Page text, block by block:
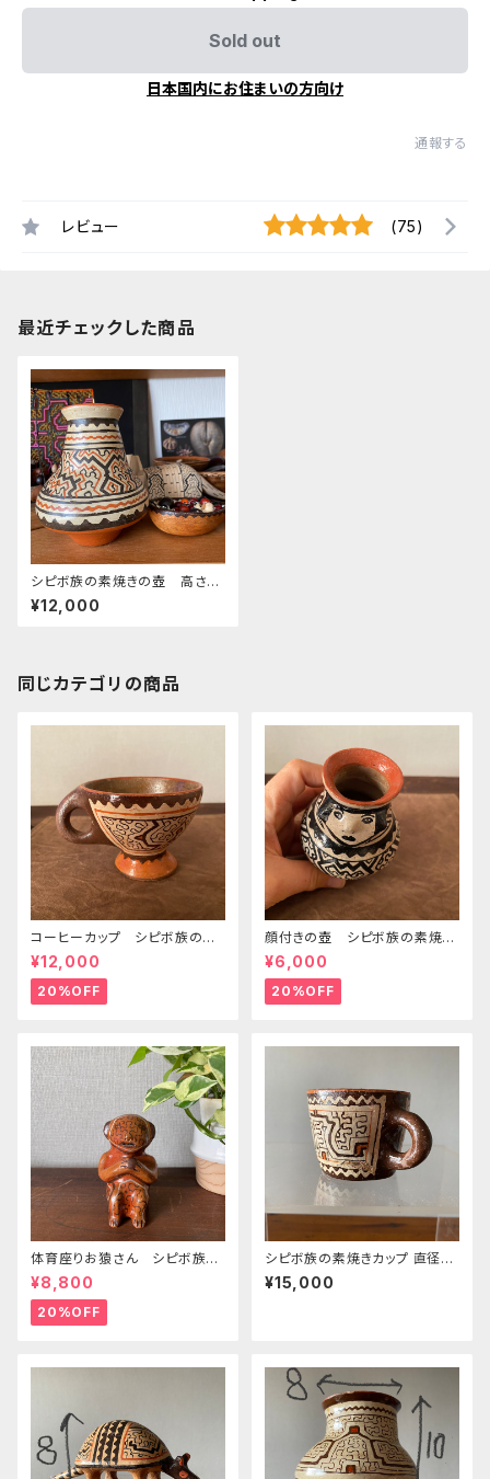
Sold out
日本国内にお住まいの方向け
通報する
レビュー (75)
最近チェックした商品
シピボ族の素焼きの壺 高さ12
cm 小型
¥12,000
同じカテゴリの商品
コーヒーカップ シピボ族の素
焼きの器 先住民族の工藝 フ
リーハンドの模様 置き物
¥12,000
20%OFF
顔付きの壺 シピボ族の素焼き
の器 先住民族の工藝 フリー
ハンドの模様 工藝のある暮ら
し
¥6,000
20%OFF
体育座りお猿さん シピボ族の
焼き物 高さ11cm尻尾の先ま
での奥行き11cm位
¥8,800
20%OFF
シピボ族の素焼きカップ 直径7.
5cm シピボ族の工芸
¥15,000